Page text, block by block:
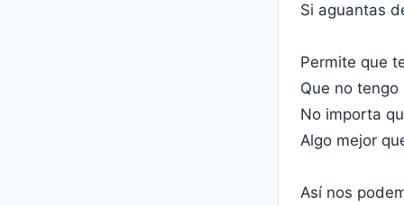
Si aguantas
Permite que
Que no tengo
No importa
Algo mejor
Así nos